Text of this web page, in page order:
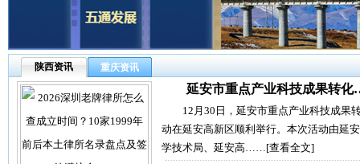
陕西资讯 重庆资讯
延安市重点产业科技成果转
12月30日，延安市重点产业科技成果
动在延安高新区顺利举行。本次活动由延
学技术局、延安高……[查看全文]